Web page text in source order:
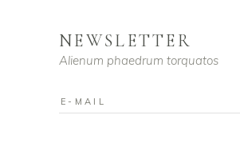
NEWSLETTER
Alienum phaedrum torquatos